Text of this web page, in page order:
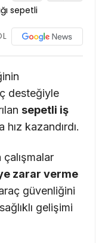
desteğiyle
sepetli iş
kazandırdı.
zarar verme
güvenliğini
gelişimi